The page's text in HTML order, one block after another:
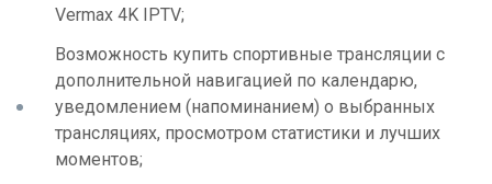
Vermax 4K IPTV;
Возможность купить спортивные трансляции с
дополнительной навигацией по календарю,
уведомлением (напоминанием) о выбранных
трансляциях, просмотром статистики и лучших
моментов;